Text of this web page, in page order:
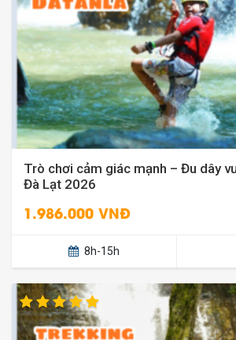
Trò chơi cảm giác mạnh – Đu dây
Đà Lạt 2026
1.986.000 VNĐ
8h-15h